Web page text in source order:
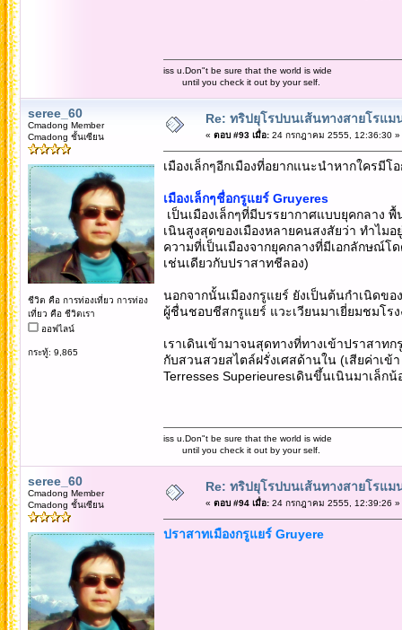
iss u.Don"t be sure that the world is wide
until you check it out by your self.
seree_60
Cmadong Member
Cmadong ชั้นเซียน
ชีวิต คือ การท่องเที่ยว การท่อง
เที่ยว คือ ชีวิตเรา
ออฟไลน์
กระทู้: 9,865
Re: ทริปยุโรปบนเส้นทางสายโรแม
« ตอบ #93 เมื่อ:24 กรกฎาคม 2555, 12:36:30 »
เมืองเล็กๆอีกเมืองที่อยากแนะนำหากใครมีโ
เมืองเล็กๆชื่อกรูแยร์ Gruyeres
เป็นเมืองเล็กๆที่มีบรรยากาศแบบยุคกลาง
เนินสูงสุดของเมืองหลายคนสงสัยว่า ทำไม
ความที่เป็นเมืองจากยุคกลางที่มีเอกลักษณ์
เช่นเดียวกับปราสาทชีลอง)
นอกจากนั้นเมืองกรูแยร์ ยังเป็นต้นกำเนิดข
ผู้ชื่นชอบชีสกรูแยร์ แวะเวียนมาเยี่ยมชมโร
เราเดินเข้ามาจนสุดทางที่ทางเข้าปราสาท
กับสวนสวยสไตล์ฝรั่งเศสด้านใน (เสียค่าเ
Terresses Superieuresเดินขึ้นเนินมาเล็ก
iss u.Don"t be sure that the world is wide
until you check it out by your self.
seree_60
Cmadong Member
Cmadong ชั้นเซียน
Re: ทริปยุโรปบนเส้นทางสายโรแม
« ตอบ #94 เมื่อ:24 กรกฎาคม 2555, 12:39:26 »
ปราสาทเมืองกรูแยร์ Gruyere